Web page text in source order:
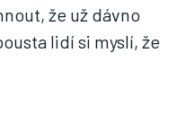
že už dávno
lidí si myslí, že